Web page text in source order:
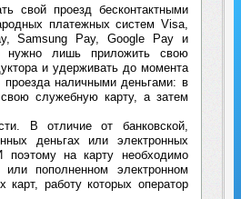
свой проезд бесконтактными
платежных систем Visa,
Samsung Pay, Google Pay и
нужно лишь приложить свою
и удерживать до момента
проезда наличными деньгами: в
служебную карту, а затем
В отличие от банковской,
деньгах или электронных
поэтому на карту необходимо
пополненном электронном
работу которых оператор